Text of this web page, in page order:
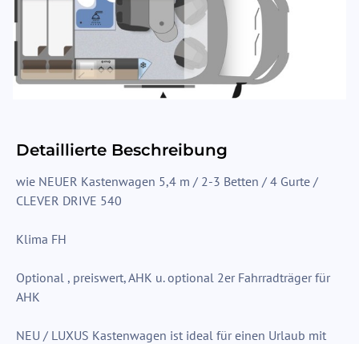
Detaillierte Beschreibung
wie NEUER Kastenwagen 5,4 m / 2-3 Betten / 4 Gurte /
CLEVER DRIVE 540
Klima FH
Optional , preiswert, AHK u. optional 2er Fahrradträger für
AHK
NEU / LUXUS Kastenwagen ist ideal für einen Urlaub mit